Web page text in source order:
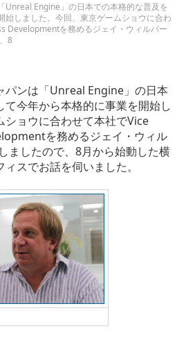
Unreal Engine」の日本での本格的な普及を
始しました。今回、東京ゲームショウに合わ
Developmentを務めるジェイ・ウィルバー
8
パンは「Unreal Engine」の日本
今年から本格的に事業を開始し
ショウに合わせて本社でVice
を務めるジェイ・ウィル
ましたので、8月から始動した横
スでお話を伺いました。